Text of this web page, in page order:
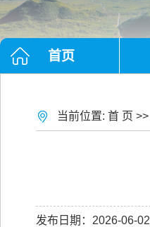
首页
当前位置: 首 页 >>
发布日期：2026-06-02